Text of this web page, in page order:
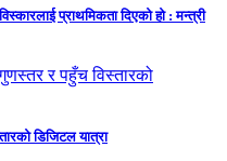
प्राथमिकता दिएको हो : मन्त्री
डिजिटल यात्रा